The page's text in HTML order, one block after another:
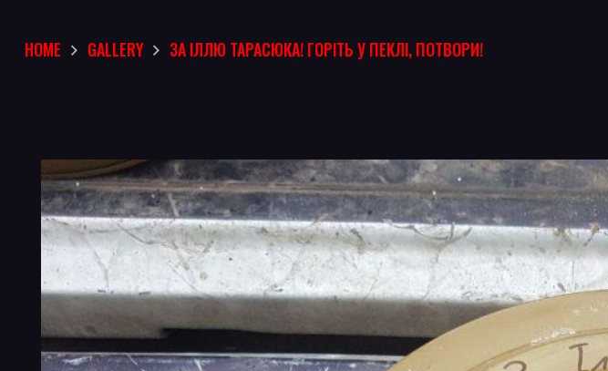
HOME GALLERY ЗА ІЛЛЮ ТАРАСЮКА! ГОРІТЬ У ПЕКЛІ, ПОТВОРИ!